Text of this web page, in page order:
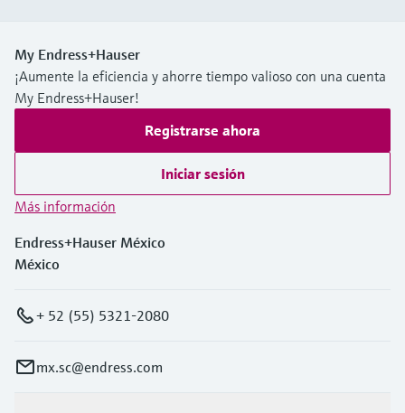
My Endress+Hauser
¡Aumente la eficiencia y ahorre tiempo valioso con una cuenta
My Endress+Hauser!
Registrarse ahora
Iniciar sesión
Más información
Endress+Hauser México
México
+ 52 (55) 5321-2080
mx.sc@endress.com